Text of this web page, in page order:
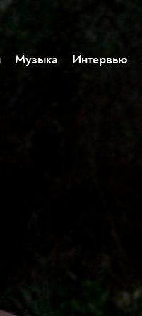
Музыка Интервью